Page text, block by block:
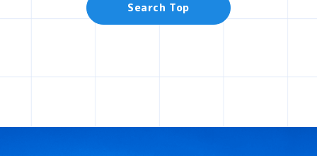
Search Top